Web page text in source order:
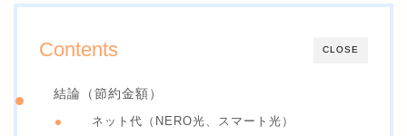
CLOSE
Contents
結論（節約金額）
ネット代（NERO光、スマート光）